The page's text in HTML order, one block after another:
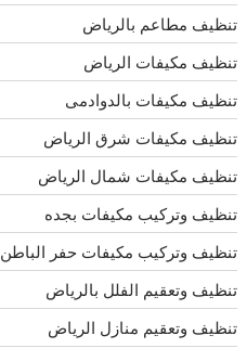
تنظيف مطاعم بالرياض
تنظيف مكيفات الرياض
تنظيف مكيفات بالدوادمى
تنظيف مكيفات شرق الرياض
تنظيف مكيفات شمال الرياض
تنظيف وتركيب مكيفات بجده
تنظيف وتركيب مكيفات حفر الباطن
تنظيف وتعقيم الفلل بالرياض
تنظيف وتعقيم منازل الرياض